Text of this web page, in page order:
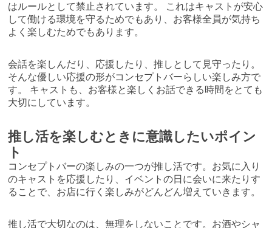
はルールとして禁止されています。 これはキャストが安心
して働ける環境を守るためでもあり、お客様全員が気持ち
よく楽しむためでもあります。
会話を楽しんだり、応援したり、推しとして見守ったり。
そんな優しい応援の形がコンセプトバーらしい楽しみ方で
す。 キャストも、お客様と楽しくお話できる時間をとても
大切にしています。
推し活を楽しむときに意識したいポイン
ト
コンセプトバーの楽しみの一つが推し活です。お気に入り
のキャストを応援したり、イベントの日に会いに来たりす
ることで、お店に行く楽しみがどんどん増えていきます。
推し活で大切なのは、無理をしないことです。お酒やシャ